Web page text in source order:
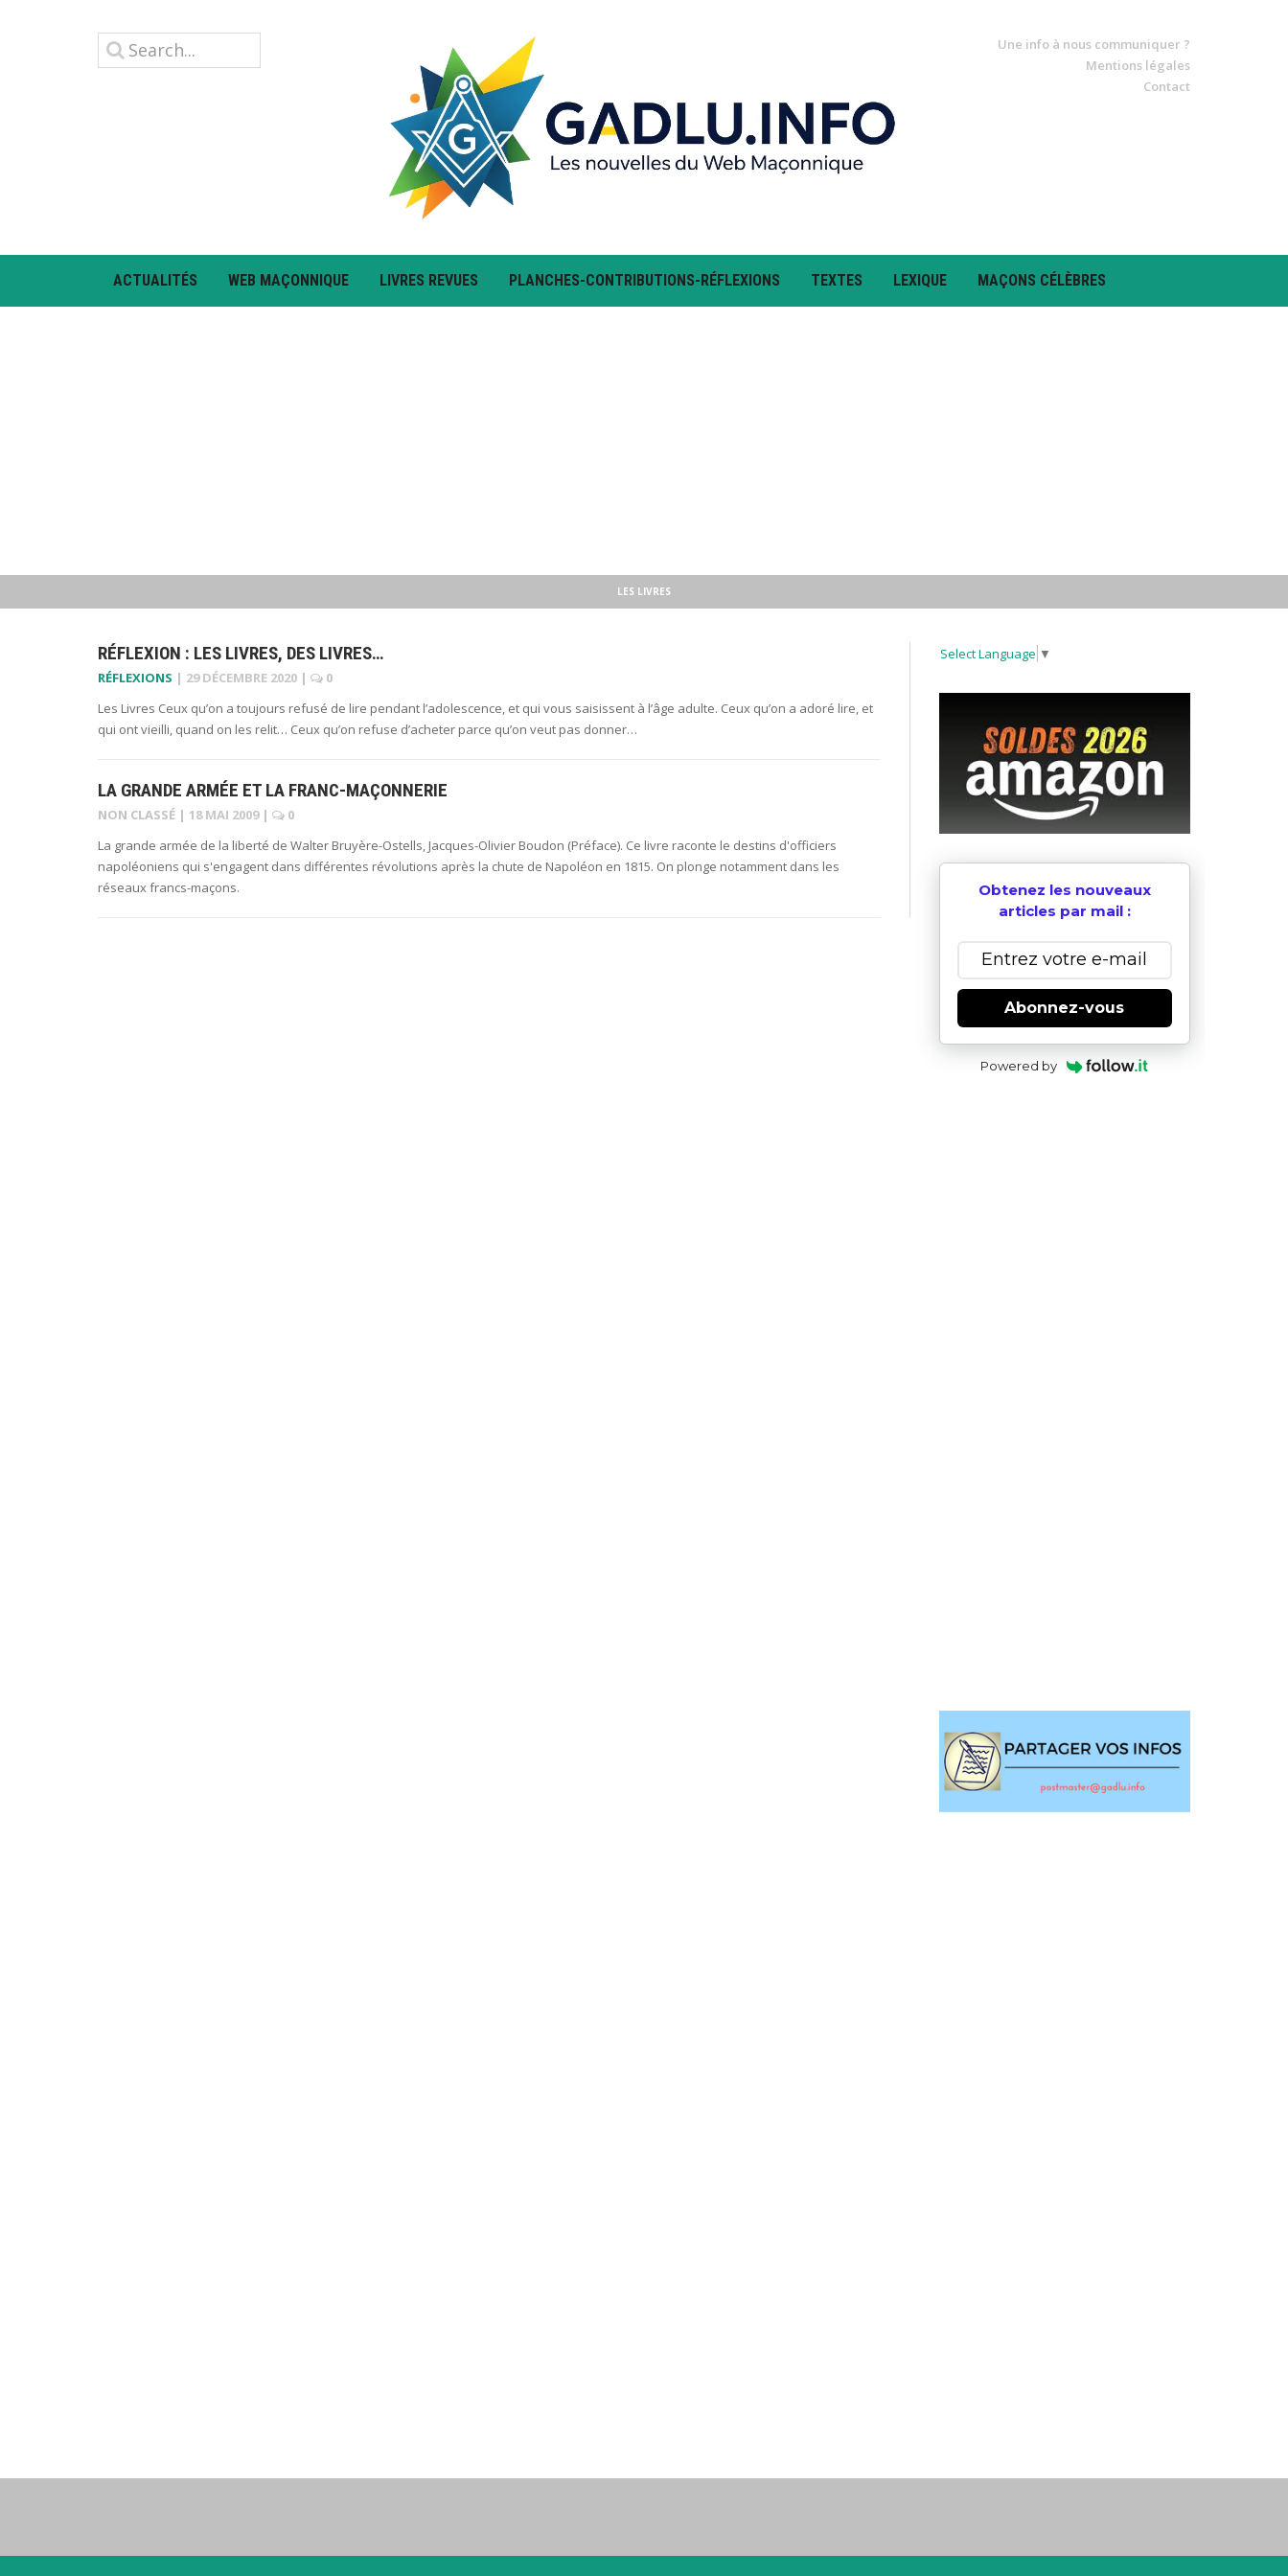
Une info à nous communiquer ?
Mentions légales
Contact
ACTUALITÉS WEB MAÇONNIQUE LIVRES REVUES PLANCHES-CONTRIBUTIONS-RÉFLEXIONS TEXTES LEXIQUE MAÇONS CÉLÈBRES
LES LIVRES
RÉFLEXION : LES LIVRES, DES LIVRES…
RÉFLEXIONS | 29 DÉCEMBRE 2020 |
0
Les Livres Ceux qu’on a toujours refusé de lire pendant l’adolescence, et qui vous saisissent à l’âge adulte. Ceux qu’on a adoré lire, et
qui ont vieilli, quand on les relit… Ceux qu’on refuse d’acheter parce qu’on veut pas donner…
LA GRANDE ARMÉE ET LA FRANC-MAÇONNERIE
NON CLASSÉ | 18 MAI 2009 |
0
La grande armée de la liberté de Walter Bruyère-Ostells, Jacques-Olivier Boudon (Préface). Ce livre raconte le destins d'officiers
napoléoniens qui s'engagent dans différentes révolutions après la chute de Napoléon en 1815. On plonge notamment dans les
réseaux francs-maçons.
Select Language ▼
Obtenez les nouveaux
articles par mail :
Abonnez-vous
Powered by